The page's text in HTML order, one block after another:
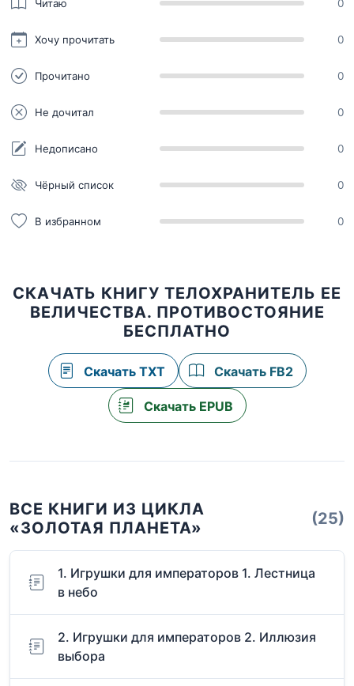
Читаю 0
Хочу прочитать 0
Прочитано 0
Не дочитал 0
Недописано 0
Чёрный список 0
В избранном 0
СКАЧАТЬ КНИГУ ТЕЛОХРАНИТЕЛЬ ЕЕ
ВЕЛИЧЕСТВА. ПРОТИВОСТОЯНИЕ
БЕСПЛАТНО
Скачать TXT Скачать FB2
Скачать EPUB
ВСЕ КНИГИ ИЗ ЦИКЛА
«ЗОЛОТАЯ ПЛАНЕТА»
(25)
1. Игрушки для императоров 1. Лестница
в небо
2. Игрушки для императоров 2. Иллюзия
выбора